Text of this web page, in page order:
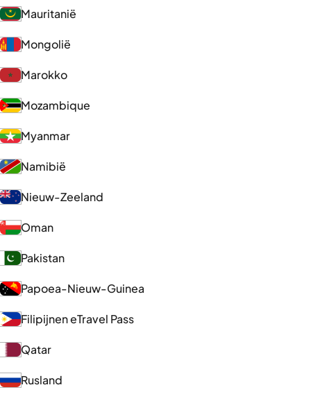
Mauritanië
Mongolië
Marokko
Mozambique
Myanmar
Namibië
Nieuw-Zeeland
Oman
Pakistan
Papoea-Nieuw-Guinea
Filipijnen eTravel Pass
Qatar
Rusland